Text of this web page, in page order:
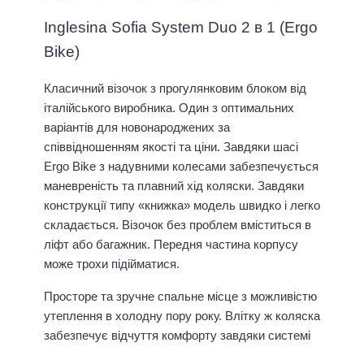
Inglesina Sofia System Duo 2 в 1 (Ergo
Bike)
Класичний візочок з прогулянковим блоком від
італійського виробника. Один з оптимальних
варіантів для новонароджених за
співвідношенням якості та ціни. Завдяки шасі
Ergo Bike з надувними колесами забезпечується
маневреність та плавний хід коляски. Завдяки
конструкції типу «книжка» модель швидко і легко
складається. Візочок без проблем вміститься в
ліфт або багажник. Передня частина корпусу
може трохи підійматися.
Просторе та зручне спальне місце з можливістю
утеплення в холодну пору року. Влітку ж коляска
забезпечує відчуття комфорту завдяки системі